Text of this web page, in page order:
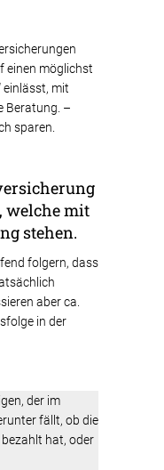
einen möglichst
einlässt, mit
Beratung. –
sparen.
welche mit
stehen.
folgern, dass
aber ca.
in der
der im
fällt, ob die
hat, oder